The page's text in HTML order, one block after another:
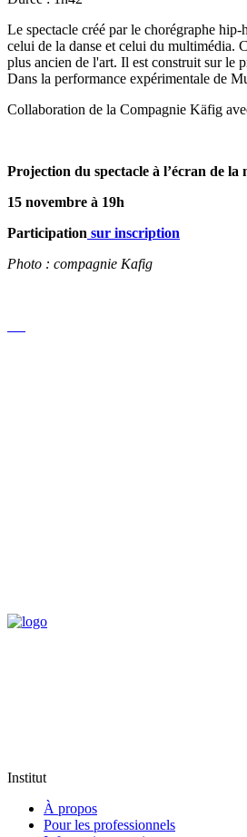
Le spectacle créé par le chorégraphe
celui de la danse et celui du multimédia.
plus ancien de l'art. Il est construit sur le
Dans la performance expérimentale de
Collaboration de la Compagnie Käfig
Projection du spectacle à l’écran de
15 novembre à 19h
Participation sur inscription
Photo : compagnie Kafig
Institut
À propos
Pour les professionnels